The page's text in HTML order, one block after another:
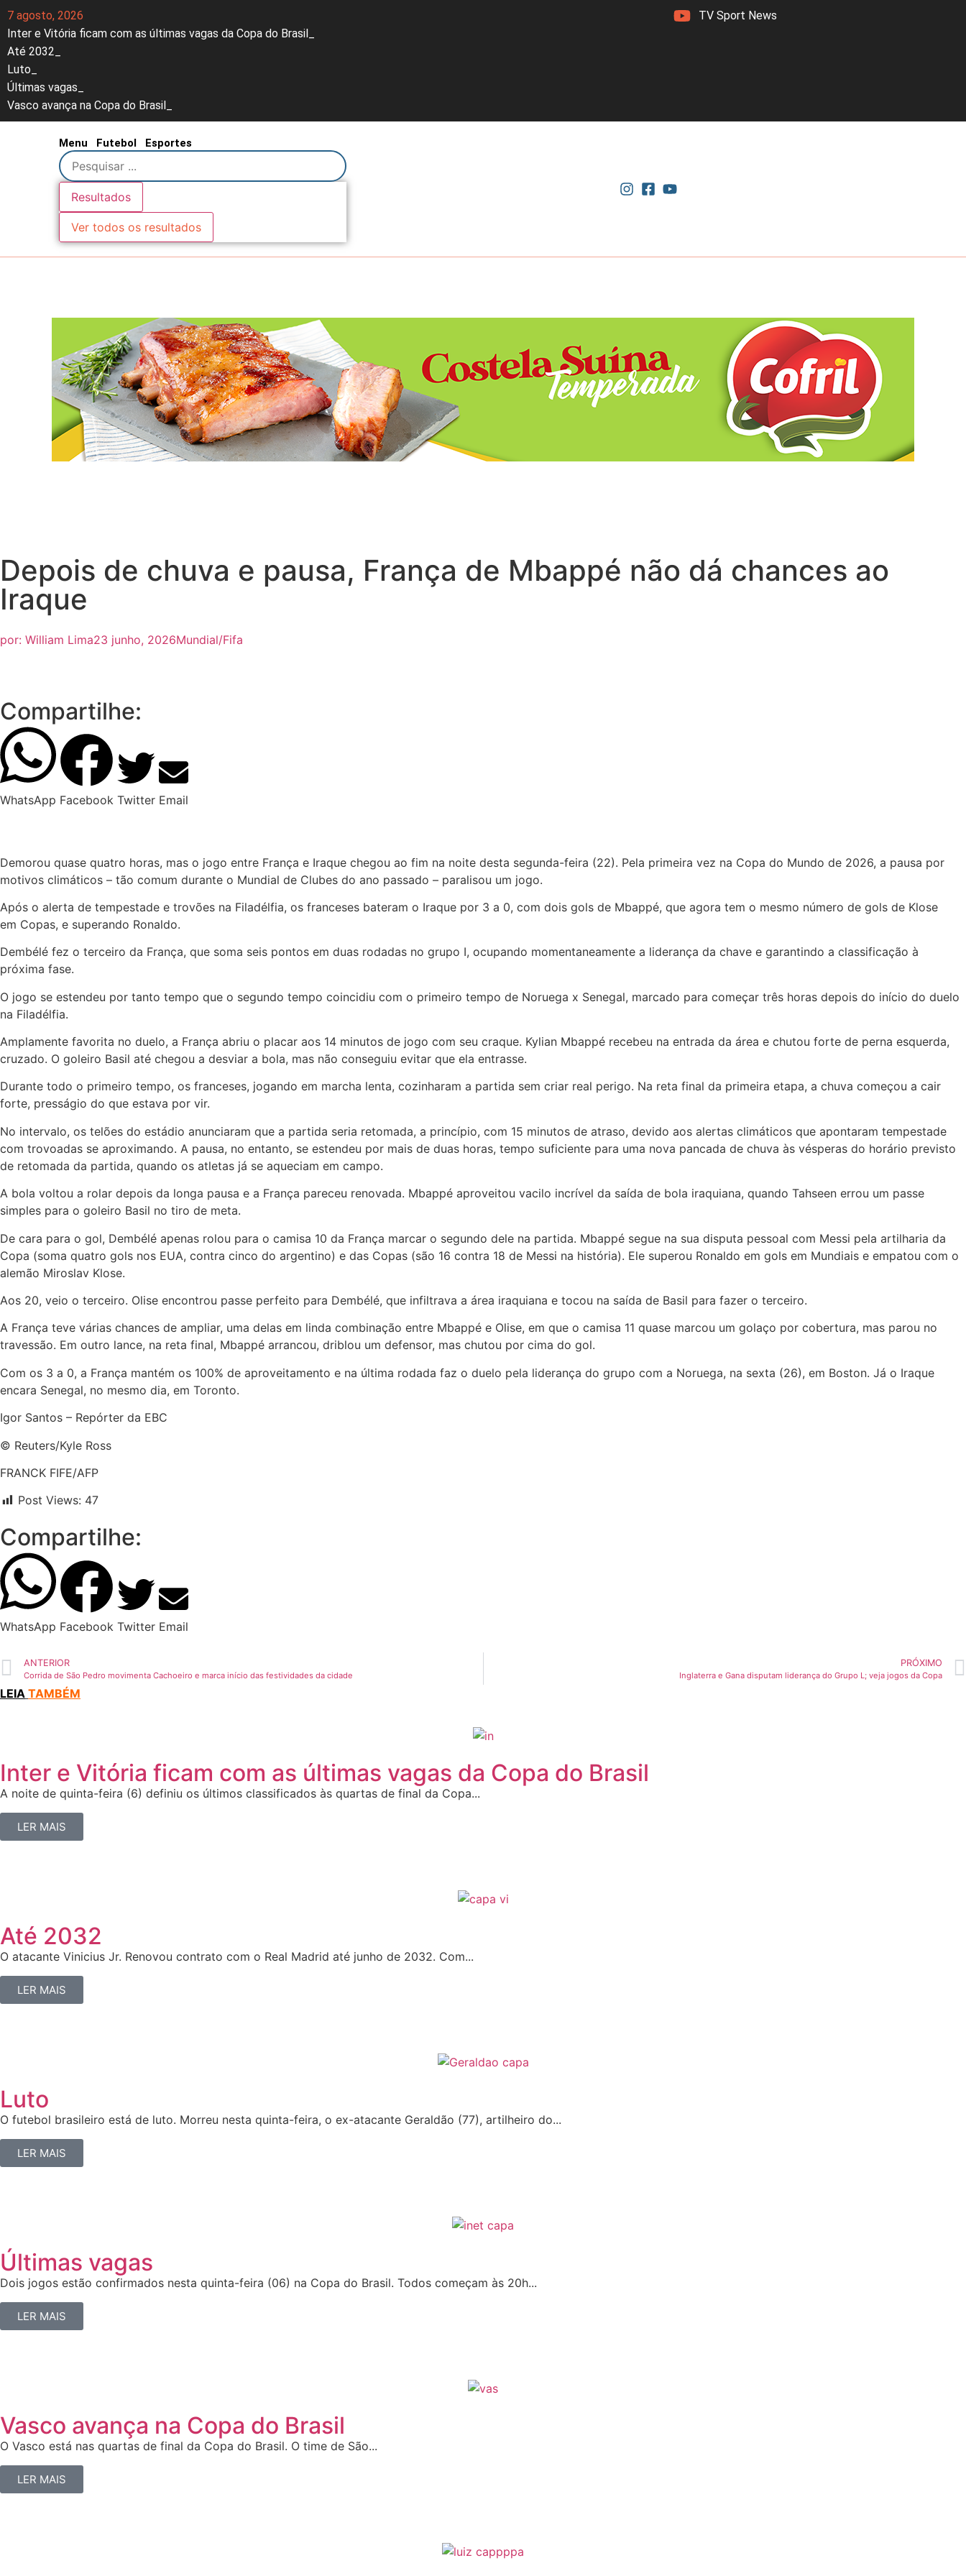
7 agosto, 2026
Inter e Vitória ficam com as últimas vagas da Copa do Brasil
Até 2032
Luto
Últimas vagas
Vasco avança na Copa do Brasil
TV Sport News
Menu Futebol Esportes
Resultados
Ver todos os resultados
Depois de chuva e pausa, França de Mbappé não dá chances ao
Iraque
por: William Lima23 junho, 2026Mundial/Fifa
Compartilhe:
WhatsApp Facebook Twitter Email
Demorou quase quatro horas, mas o jogo entre França e Iraque chegou ao fim na noite desta segunda-feira (22). Pela primeira vez na Copa do Mundo de 2026, a pausa por
motivos climáticos – tão comum durante o Mundial de Clubes do ano passado – paralisou um jogo.
Após o alerta de tempestade e trovões na Filadélfia, os franceses bateram o Iraque por 3 a 0, com dois gols de Mbappé, que agora tem o mesmo número de gols de Klose
em Copas, e superando Ronaldo.
Dembélé fez o terceiro da França, que soma seis pontos em duas rodadas no grupo I, ocupando momentaneamente a liderança da chave e garantindo a classificação à
próxima fase.
O jogo se estendeu por tanto tempo que o segundo tempo coincidiu com o primeiro tempo de Noruega x Senegal, marcado para começar três horas depois do início do duelo
na Filadélfia.
Amplamente favorita no duelo, a França abriu o placar aos 14 minutos de jogo com seu craque. Kylian Mbappé recebeu na entrada da área e chutou forte de perna esquerda,
cruzado. O goleiro Basil até chegou a desviar a bola, mas não conseguiu evitar que ela entrasse.
Durante todo o primeiro tempo, os franceses, jogando em marcha lenta, cozinharam a partida sem criar real perigo. Na reta final da primeira etapa, a chuva começou a cair
forte, presságio do que estava por vir.
No intervalo, os telões do estádio anunciaram que a partida seria retomada, a princípio, com 15 minutos de atraso, devido aos alertas climáticos que apontaram tempestade
com trovoadas se aproximando. A pausa, no entanto, se estendeu por mais de duas horas, tempo suficiente para uma nova pancada de chuva às vésperas do horário previsto
de retomada da partida, quando os atletas já se aqueciam em campo.
A bola voltou a rolar depois da longa pausa e a França pareceu renovada. Mbappé aproveitou vacilo incrível da saída de bola iraquiana, quando Tahseen errou um passe
simples para o goleiro Basil no tiro de meta.
De cara para o gol, Dembélé apenas rolou para o camisa 10 da França marcar o segundo dele na partida. Mbappé segue na sua disputa pessoal com Messi pela artilharia da
Copa (soma quatro gols nos EUA, contra cinco do argentino) e das Copas (são 16 contra 18 de Messi na história). Ele superou Ronaldo em gols em Mundiais e empatou com o
alemão Miroslav Klose.
Aos 20, veio o terceiro. Olise encontrou passe perfeito para Dembélé, que infiltrava a área iraquiana e tocou na saída de Basil para fazer o terceiro.
A França teve várias chances de ampliar, uma delas em linda combinação entre Mbappé e Olise, em que o camisa 11 quase marcou um golaço por cobertura, mas parou no
travessão. Em outro lance, na reta final, Mbappé arrancou, driblou um defensor, mas chutou por cima do gol.
Com os 3 a 0, a França mantém os 100% de aproveitamento e na última rodada faz o duelo pela liderança do grupo com a Noruega, na sexta (26), em Boston. Já o Iraque
encara Senegal, no mesmo dia, em Toronto.
Igor Santos – Repórter da EBC
© Reuters/Kyle Ross
FRANCK FIFE/AFP
Post Views: 47
Compartilhe:
WhatsApp Facebook Twitter Email
ANTERIOR
Corrida de São Pedro movimenta Cachoeiro e marca início das festividades da cidade
PRÓXIMO
Inglaterra e Gana disputam liderança do Grupo L; veja jogos da Copa
LEIA TAMBÉM
Inter e Vitória ficam com as últimas vagas da Copa do Brasil
A noite de quinta-feira (6) definiu os últimos classificados às quartas de final da Copa...
LER MAIS
Até 2032
O atacante Vinicius Jr. Renovou contrato com o Real Madrid até junho de 2032. Com...
LER MAIS
Luto
O futebol brasileiro está de luto. Morreu nesta quinta-feira, o ex-atacante Geraldão (77), artilheiro do...
LER MAIS
Últimas vagas
Dois jogos estão confirmados nesta quinta-feira (06) na Copa do Brasil. Todos começam às 20h...
LER MAIS
Vasco avança na Copa do Brasil
O Vasco está nas quartas de final da Copa do Brasil. O time de São...
LER MAIS